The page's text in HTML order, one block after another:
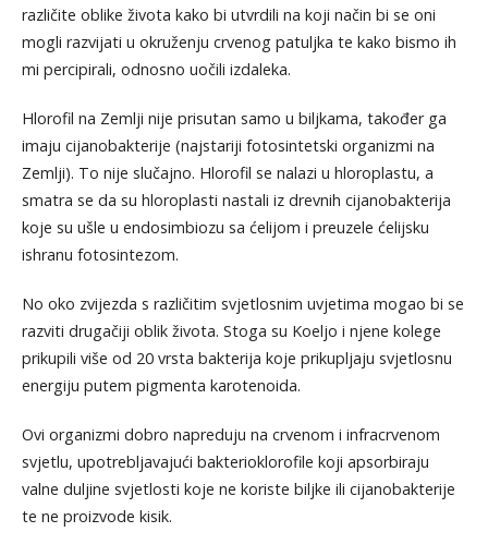
različite oblike života kako bi utvrdili na koji način bi se oni
mogli razvijati u okruženju crvenog patuljka te kako bismo ih
mi percipirali, odnosno uočili izdaleka.
Hlorofil na Zemlji nije prisutan samo u biljkama, također ga
imaju cijanobakterije (najstariji fotosintetski organizmi na
Zemlji). To nije slučajno. Hlorofil se nalazi u hloroplastu, a
smatra se da su hloroplasti nastali iz drevnih cijanobakterija
koje su ušle u endosimbiozu sa ćelijom i preuzele ćelijsku
ishranu fotosintezom.
No oko zvijezda s različitim svjetlosnim uvjetima mogao bi se
razviti drugačiji oblik života. Stoga su Koeljo i njene kolege
prikupili više od 20 vrsta bakterija koje prikupljaju svjetlosnu
energiju putem pigmenta karotenoida.
Ovi organizmi dobro napreduju na crvenom i infracrvenom
svjetlu, upotrebljavajući bakterioklorofile koji apsorbiraju
valne duljine svjetlosti koje ne koriste biljke ili cijanobakterije
te ne proizvode kisik.